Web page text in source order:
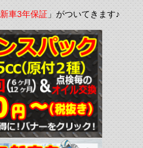
新車3年保証」がついてきます♪